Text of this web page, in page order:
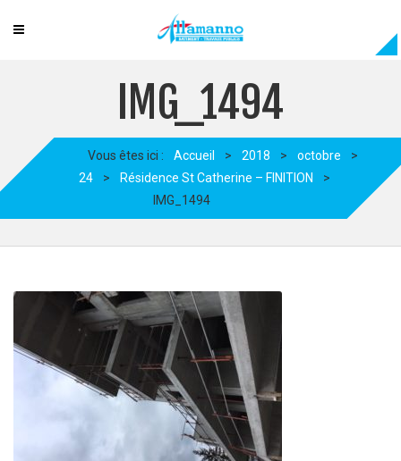
IMG_1494
Vous êtes ici : Accueil > 2018 > octobre
>
24
> Résidence St Catherine – FINITION
>
IMG_1494